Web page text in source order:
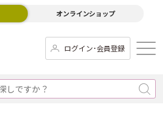
オンラインショップ
ログイン･会員登録